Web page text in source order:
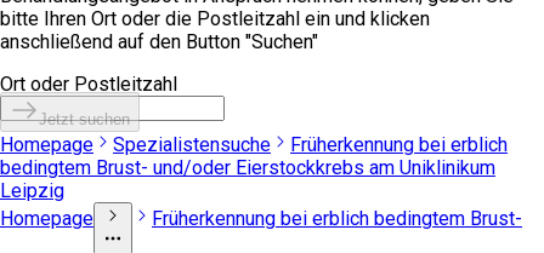
bitte Ihren Ort oder die Postleitzahl ein und klicken
anschließend auf den Button "Suchen"
Ort oder Postleitzahl
Jetzt suchen
Homepage Spezialistensuche
Früherkennung bei erblich
bedingtem Brust- und/oder Eierstockkrebs am Uniklinikum
Leipzig
Homepage
Früherkennung bei erblich bedingtem Brust-